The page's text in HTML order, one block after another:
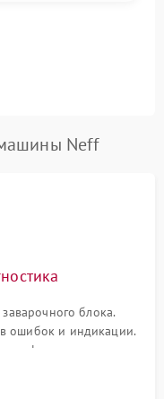
Neff
блока.
ошибок и индикации.
кофемолки на слух.
воды для выявления